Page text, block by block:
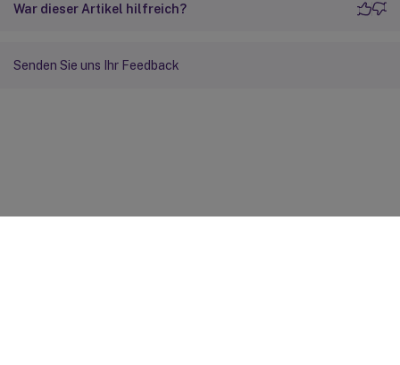
War dieser Artikel hilfreich?
Senden Sie uns Ihr Feedback